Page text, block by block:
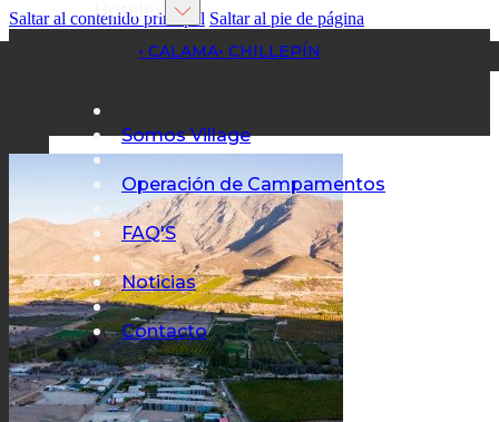
Saltar al contenido principal Saltar al pie de página
Hoteles
• CALAMA• CHILLEPÍN
Somos Village
Operación de Campamentos
FAQ'S
Noticias
Contacto